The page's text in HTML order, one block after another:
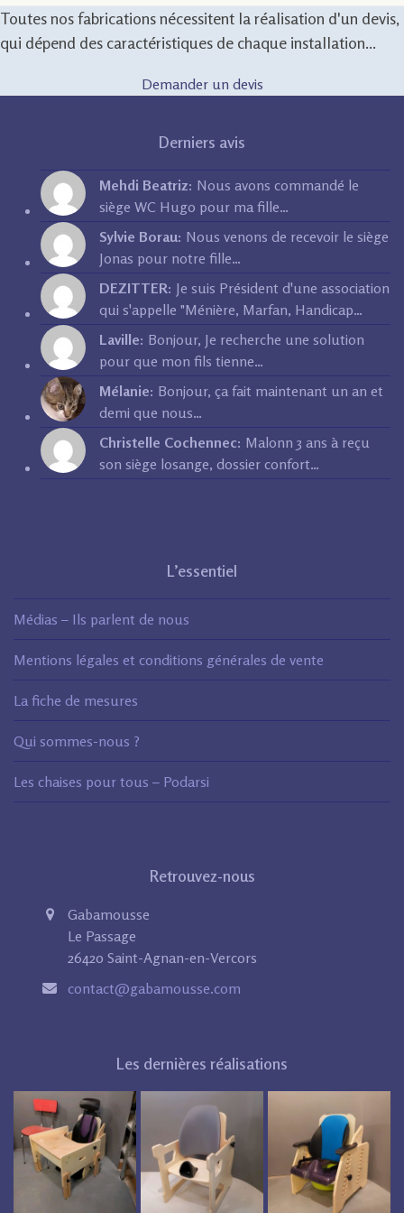
Toutes nos fabrications nécessitent la réalisation d'un devis,
qui dépend des caractéristiques de chaque installation...
Demander un devis
Derniers avis
Mehdi Beatriz: Nous avons commandé le
siège WC Hugo pour ma fille…
Sylvie Borau: Nous venons de recevoir le siège
Jonas pour notre fille…
DEZITTER: Je suis Président d'une association
qui s'appelle "Ménière, Marfan, Handicap…
Laville: Bonjour, Je recherche une solution
pour que mon fils tienne…
Mélanie: Bonjour, ça fait maintenant un an et
demi que nous…
Christelle Cochennec: Malonn 3 ans à reçu
son siège losange, dossier confort…
L’essentiel
Médias – Ils parlent de nous
Mentions légales et conditions générales de vente
La fiche de mesures
Qui sommes-nous ?
Les chaises pour tous – Podarsi
Retrouvez-nous
Gabamousse
Le Passage
26420 Saint-Agnan-en-Vercors
contact@gabamousse.com
Les dernières réalisations